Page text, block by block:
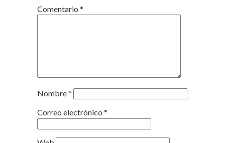
Comentario *
Nombre*
Correo electrónico *